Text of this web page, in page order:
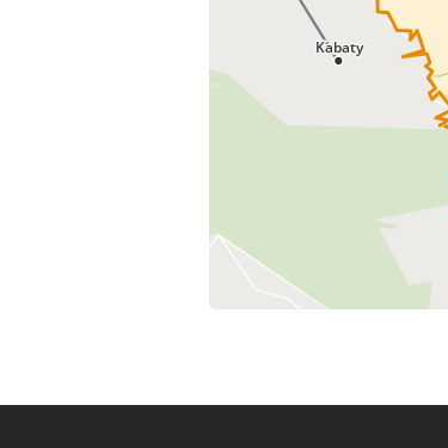
Kabaty